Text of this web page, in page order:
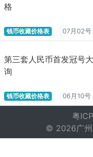
格
钱币收藏价格表 07月02号
第三套人民币首发冠号
询
钱币收藏价格表 06月10号
粤
© 2026广州